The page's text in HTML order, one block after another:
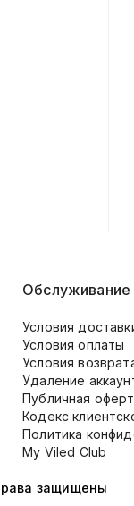
Обслуживание
Условия
Условия оплаты
Условия
Удаление
Публичная
Кодекс
Политика
My Viled Club
защищены